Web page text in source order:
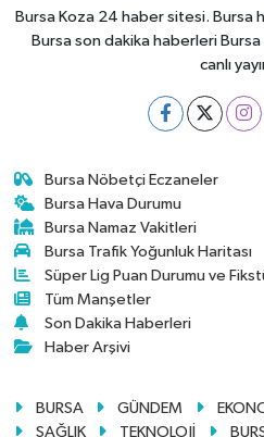
Bursa Koza 24 haber sitesi. Bursa
Bursa son dakika haberleri
canlı
Bursa Nöbetçi Eczaneler
Bursa Hava Durumu
Bursa Namaz Vakitleri
Bursa Trafik Yoğunluk Haritası
Süper Lig Puan Durumu ve
Tüm Manşetler
Son Dakika Haberleri
Haber Arşivi
BURSA GÜNDEM
SAĞLIK
TEKNOLOJİ